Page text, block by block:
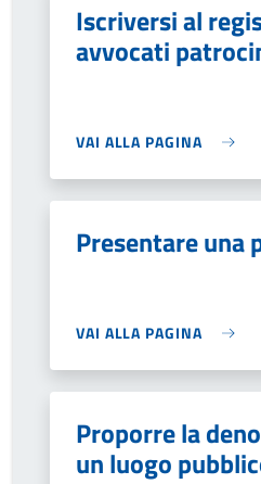
Iscriversi al
avvocati
VAI ALLA PAGINA
Presentare una
VAI ALLA PAGINA
Proporre la
un luogo